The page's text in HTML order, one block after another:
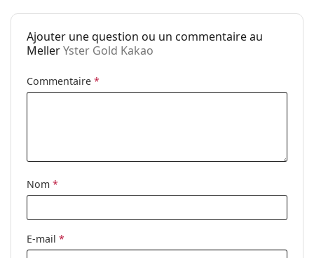
Code:
Yster Gold Kakao
Ajouter une question ou un commentaire au
MellerYster Gold Kakao
Commentaire *
Nom *
E-mail *